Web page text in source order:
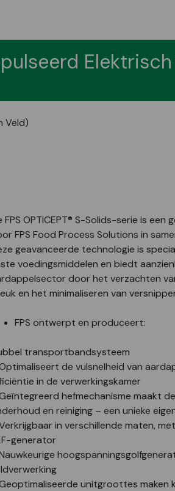
Veld)
FPS OPTICEPT® S-Solids-serie is
FPS Food Process Solutions in
geavanceerde technologie is
voedingsmiddelen en biedt
door het verzachten
en het minimaliseren van
FPS ontwerpt en produceert:
transportbandsysteem
de vulsnelheid van
in de verwerkingskamer
hefmechanisme maakt
en reiniging – een unieke
in verschillende maten,
generator
unitgroottes maken